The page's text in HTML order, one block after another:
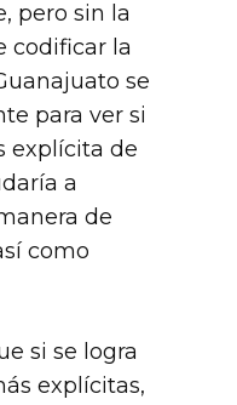
pero sin la
codificar la
se
para ver si
explícita de
a
de
como
si se logra
explícitas,